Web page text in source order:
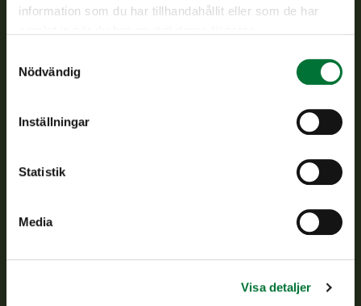
information som du har tillhandahållit eller som de har
Nödvändig
Inställningar
Statistik
Media
Visa detaljer
Finlands viltcentral främjar en hållbar vilthushållning, stöder
verkställs och svarar för de offentliga förvaltningsuppgifter
som föreskrivs.
Kundtjänst